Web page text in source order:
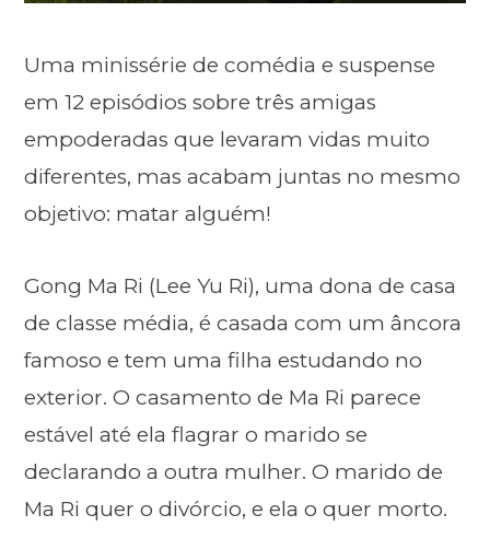
Uma minissérie de comédia e suspense
em 12 episódios sobre três amigas
empoderadas que levaram vidas muito
diferentes, mas acabam juntas no mesmo
objetivo: matar alguém!
Gong Ma Ri (Lee Yu Ri), uma dona de casa
de classe média, é casada com um âncora
famoso e tem uma filha estudando no
exterior. O casamento de Ma Ri parece
estável até ela flagrar o marido se
declarando a outra mulher. O marido de
Ma Ri quer o divórcio, e ela o quer morto.